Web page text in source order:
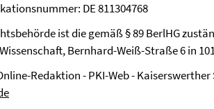
DE 811304768
ist die gemäß § 89 BerlHG
Bernhard-Weiß-Straße 6 in
Redaktion - PKI-Web - Kaiserswerther